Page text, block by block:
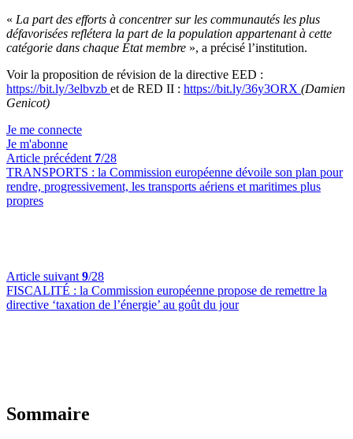
« La part des efforts à concentrer sur les communautés les plus
défavorisées reflétera la part de la population appartenant à cette
catégorie dans chaque État membre », a précisé l’institution.
Voir la proposition de révision de la directive EED :
https://bit.ly/3elbvzb et de RED II : https://bit.ly/36y3ORX (Damien
Genicot)
Je me connecte
Je m'abonne
Article précédent 7/28
TRANSPORTS : la Commission européenne dévoile son plan pour
rendre, progressivement, les transports aériens et maritimes plus
propres
Article suivant 9/28
FISCALITÉ : la Commission européenne propose de remettre la
directive ‘taxation de l’énergie’ au goût du jour
Sommaire